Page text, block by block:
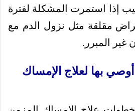
إذا استمرت المشكلة لفترة
مقلقة مثل نزول الدم مع
غير المبرر.
بها لعلاج الإمساك